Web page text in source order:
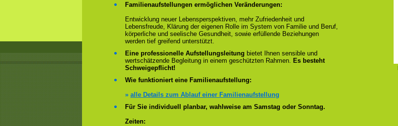
Familienaufstellungen ermöglichen Veränderungen:
Entwicklung neuer Lebensperspektiven, mehr Zufriedenheit und
Lebensfreude, Klärung der eigenen Rolle im System von Familie und Beruf,
körperliche und seelische Gesundheit, sowie erfüllende Beziehungen
werden tief greifend unterstützt.
Eine professionelle Aufstellungsleitung bietet Ihnen sensible und
wertschätzende Begleitung in einem geschützten Rahmen. Es besteht
Schweigepflicht!
Wie funktioniert eine Familienaufstellung:
» alle Details zum Ablauf einer Familienaufstellung
Für Sie individuell planbar, wahlweise am Samstag oder Sonntag.
Zeiten: